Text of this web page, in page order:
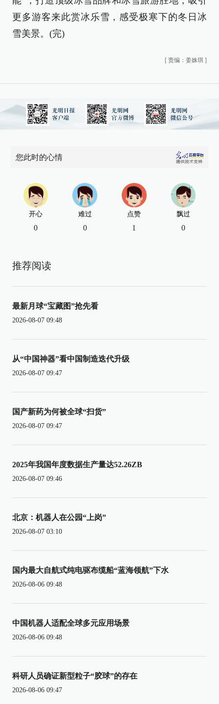
更多游客来此赏冰乐雪，感受极寒下的冬日冰
雪美景。(完)
[ 责编：姜姝琪 ]
您此时的心情
开心
0
难过
0
点赞
1
飘过
0
推荐阅读
最新月球“宝藏图”抢先看
2026-08-07 09:48
从“中国神器”看中国制造迭代升级
2026-08-07 09:47
国产新药为何被全球“扫货”
2026-08-07 09:47
2025年我国年度数据生产量达52.26ZB
2026-08-07 09:46
北京：机器人在公园“上岗”
2026-08-07 03:10
国内最大自航式纯电驱布缆船“蓝海领航”下水
2026-08-06 09:48
中国机器人适配全球多元应用场景
2026-08-06 09:48
科研人员确证新型粒子“胶球”的存在
2026-08-06 09:47